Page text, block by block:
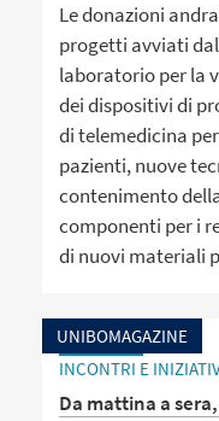
Le donazioni
progetti avviati
laboratorio per la
dei dispositivi di
di telemedicina
pazienti, nuove
contenimento
componenti per i
di nuovi materiali
UNIBOMAGAZINE
INCONTRI E
Da mattina a